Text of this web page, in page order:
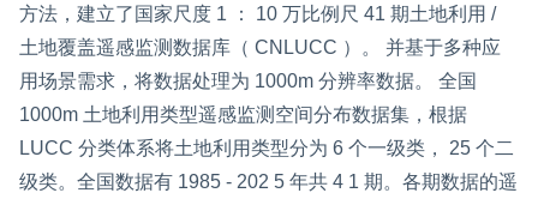
方法，建立了国家尺度 1 ： 10 万比例尺 41 期土地利用 /
土地覆盖遥感监测数据库（ CNLUCC ）。 并基于多种应
用场景需求，将数据处理为 1000m 分辨率数据。 全国
1000m 土地利用类型遥感监测空间分布数据集，根据
LUCC 分类体系将土地利用类型分为 6 个一级类， 25 个二
级类。全国数据有 1985 - 202 5 年共 4 1 期。各期数据的遥